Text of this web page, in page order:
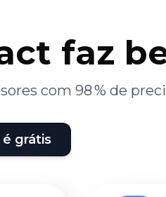
faz
com 98 % de
é grátis